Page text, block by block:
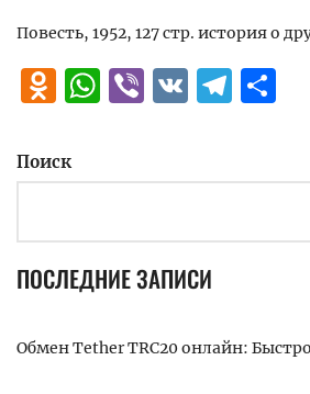
Повесть, 1952, 127 стр. история о
Odnoklassniki
WhatsApp
Viber
VK
Поиск
ПОСЛЕДНИЕ ЗАПИСИ
Обмен Tether TRC20 онлайн: